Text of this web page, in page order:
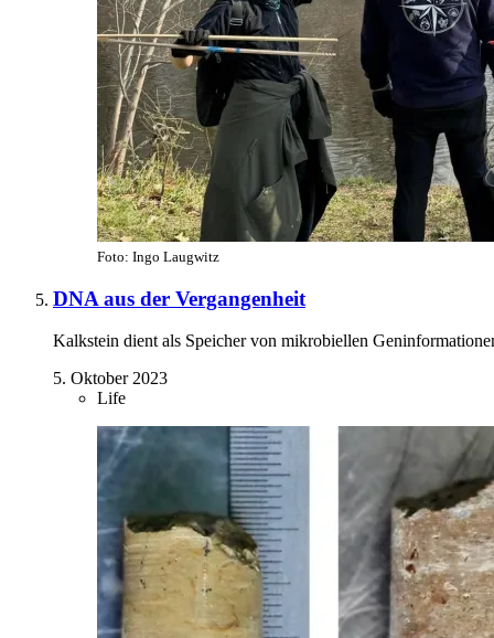
Foto: Ingo Laugwitz
DNA aus der Vergangenheit
Kalkstein dient als Speicher von mikrobiellen
5. Oktober 2023
Life